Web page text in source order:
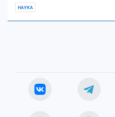
НАУКА